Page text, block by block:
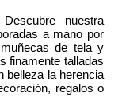
nuestra
a mano por
de tela y
finamente talladas
belleza la herencia
regalos o